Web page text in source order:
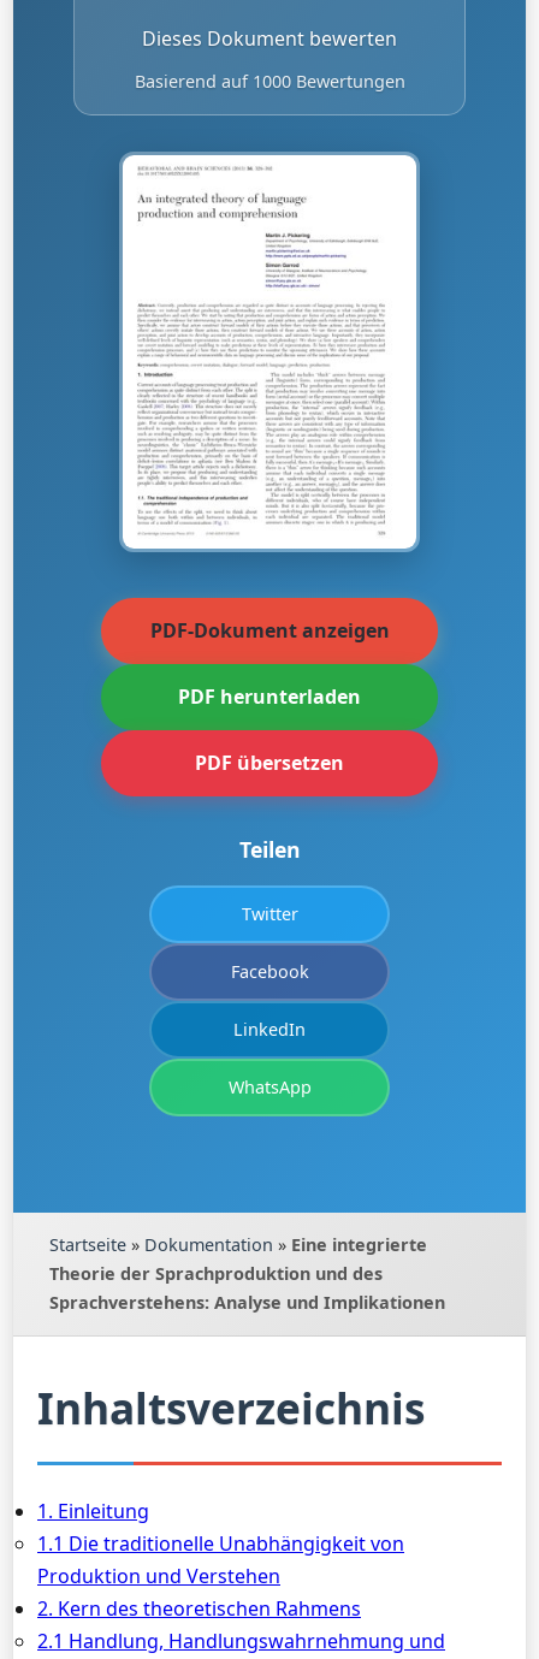
Dieses Dokument bewerten
Basierend auf 1000 Bewertungen
PDF-Dokument anzeigen
PDF herunterladen
PDF übersetzen
Teilen
Twitter
Facebook
LinkedIn
WhatsApp
Startseite » Dokumentation » Eine integrierte
Theorie der Sprachproduktion und des
Sprachverstehens: Analyse und Implikationen
Inhaltsverzeichnis
1. Einleitung
1.1 Die traditionelle Unabhängigkeit von
Produktion und Verstehen
2. Kern des theoretischen Rahmens
2.1 Handlung, Handlungswahrnehmung und